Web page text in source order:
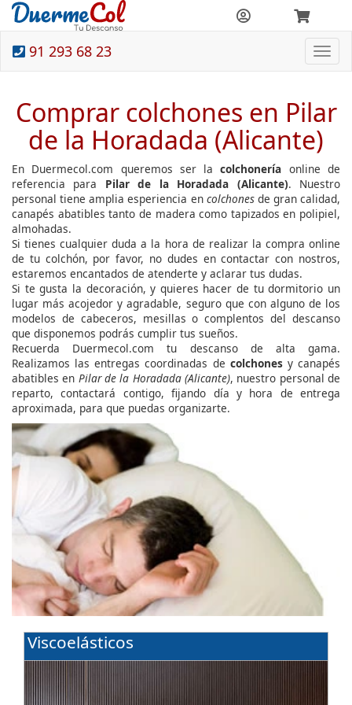
91 293 68 23
Comprar colchones en Pilar
de la Horadada (Alicante)
En Duermecol.com queremos ser lacolchonería online de
referencia para Pilar de la Horadada (Alicante). Nuestro
personal tiene amplia esperiencia en colchonesde gran calidad,
canapés abatibles tanto de madera como tapizados en polipiel,
almohadas.
Si tienes cualquier duda a la hora de realizar la compra online
de tu colchón, por favor, no dudes en contactar con nostros,
estaremos encantados de atenderte y aclarar tus dudas.
Si te gusta la decoración, y quieres hacer de tu dormitorio un
lugar más acojedor y agradable, seguro que con alguno de los
modelos de cabeceros, mesillas o complentos del descanso
que disponemos podrás cumplir tus sueños.
Recuerda Duermecol.com tu descanso de alta gama.
Realizamos las entregas coordinadas de colchonesy canapés
abatibles en Pilar de la Horadada (Alicante), nuestro personal de
reparto, contactará contigo, fijando día y hora de entrega
aproximada, para que puedas organizarte.
Viscoelásticos